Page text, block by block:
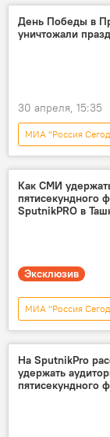
Совинформбюро
Россия
День Победы в
уничтожали
30 апреля, 15:35
МИА "Россия
фильм
Великая
Видео
Как СМИ
пятисекундного
SputnikPRO в
Эксклюзив
МИА "Россия
Узбекистан
эксклюзив
На SputnikPro
удержать
пятисекундного